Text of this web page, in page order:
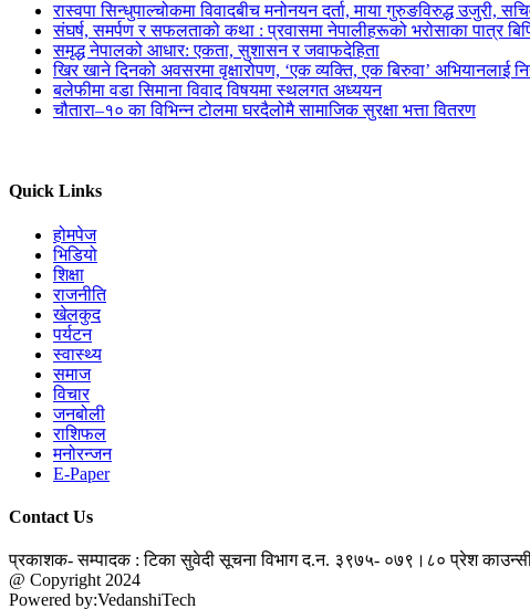
रास्वपा सिन्धुपाल्चोकमा विवादबीच मनोनयन दर्ता, माया गुरुङविरुद्ध उजुरी,
संघर्ष, समर्पण र सफलताको कथा : प्रवासमा नेपालीहरूको भरोसाका पात्र
समृद्ध नेपालको आधार: एकता, सुशासन र जवाफदेहिता
खिर खाने दिनको अवसरमा वृक्षारोपण, ‘एक व्यक्ति, एक बिरुवा’ अभियानलाई
बलेफीमा वडा सिमाना विवाद विषयमा स्थलगत अध्ययन
चौतारा–१० का विभिन्न टोलमा घरदैलोमै सामाजिक सुरक्षा भत्ता वितरण
Quick Links
होमपेज
भिडियो
शिक्षा
राजनीति
खेलकुद
पर्यटन
स्वास्थ्य
समाज
विचार
जनबोली
राशिफल
मनोरन्जन
E-Paper
Contact Us
प्रकाशक- सम्पादक : टिका सुवेदी सूचना विभाग द.न. ३९७५- ०७९।८० प्रेश
@ Copyright 2024
Powered by:VedanshiTech